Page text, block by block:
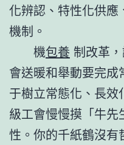
化辨認、特性化供
機制。
機包養 制改革
會送暖和舉動要完成
于樹立常態化、長
級工會慢慢摸「牛先
性。你的千紙鶴沒有